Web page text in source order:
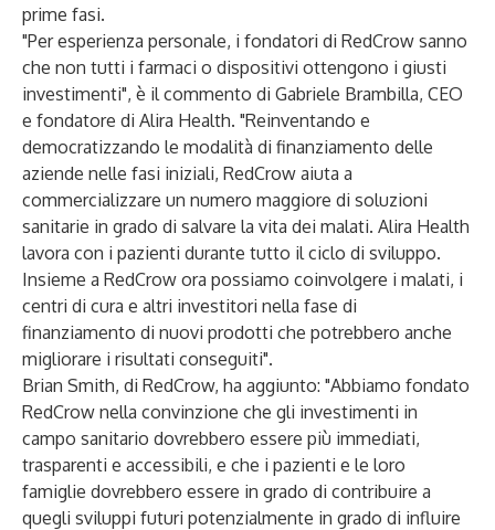
prime fasi.
"Per esperienza personale, i fondatori di RedCrow sanno
che non tutti i farmaci o dispositivi ottengono i giusti
investimenti", è il commento di Gabriele Brambilla, CEO
e fondatore di Alira Health. "Reinventando e
democratizzando le modalità di finanziamento delle
aziende nelle fasi iniziali, RedCrow aiuta a
commercializzare un numero maggiore di soluzioni
sanitarie in grado di salvare la vita dei malati. Alira Health
lavora con i pazienti durante tutto il ciclo di sviluppo.
Insieme a RedCrow ora possiamo coinvolgere i malati, i
centri di cura e altri investitori nella fase di
finanziamento di nuovi prodotti che potrebbero anche
migliorare i risultati conseguiti".
Brian Smith, di RedCrow, ha aggiunto: "Abbiamo fondato
RedCrow nella convinzione che gli investimenti in
campo sanitario dovrebbero essere più immediati,
trasparenti e accessibili, e che i pazienti e le loro
famiglie dovrebbero essere in grado di contribuire a
quegli sviluppi futuri potenzialmente in grado di influire